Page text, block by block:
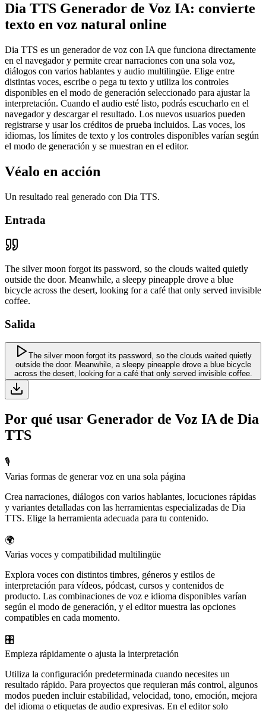
Dia TTS Generador de Voz IA: convierte
texto en voz natural online
Dia TTS es un generador de voz con IA que funciona directamente
en el navegador y permite crear narraciones con una sola voz,
diálogos con varios hablantes y audio multilingüe. Elige entre
distintas voces, escribe o pega tu texto y utiliza los controles
disponibles en el modo de generación seleccionado para ajustar la
interpretación. Cuando el audio esté listo, podrás escucharlo en el
navegador y descargar el resultado. Los nuevos usuarios pueden
registrarse y usar los créditos de prueba incluidos. Las voces, los
idiomas, los límites de texto y los controles disponibles varían según
el modo de generación y se muestran en el editor.
Véalo en acción
Un resultado real generado con Dia TTS.
Entrada
The silver moon forgot its password, so the clouds waited quietly
outside the door. Meanwhile, a sleepy pineapple drove a blue
bicycle across the desert, looking for a café that only served invisible
coffee.
Salida
The silver moon forgot its password, so the clouds waited quietly
outside the door. Meanwhile, a sleepy pineapple drove a blue bicycle
across the desert, looking for a café that only served invisible coffee.
Por qué usar Generador de Voz IA de Dia
TTS
🎙️
Varias formas de generar voz en una sola página
Crea narraciones, diálogos con varios hablantes, locuciones rápidas
y variantes detalladas con las herramientas especializadas de Dia
TTS. Elige la herramienta adecuada para tu contenido.
🌍
Varias voces y compatibilidad multilingüe
Explora voces con distintos timbres, géneros y estilos de
interpretación para vídeos, pódcast, cursos y contenidos de
producto. Las combinaciones de voz e idioma disponibles varían
según el modo de generación, y el editor muestra las opciones
compatibles en cada momento.
🎛️
Empieza rápidamente o ajusta la interpretación
Utiliza la configuración predeterminada cuando necesites un
resultado rápido. Para proyectos que requieran más control, algunos
modos pueden incluir estabilidad, velocidad, tono, emoción, mejora
del idioma o etiquetas de audio expresivas. En el editor solo